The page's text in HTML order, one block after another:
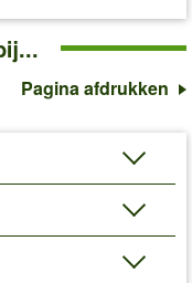
Pagina afdrukken